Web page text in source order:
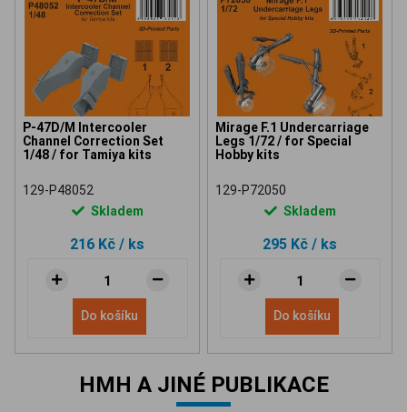
P-47D/M Intercooler
Channel Correction Set
1/48 / for Tamiya kits
129-P48052
Skladem
216 Kč / ks
Do košíku
Mirage F.1 Undercarriage
Legs 1/72 / for Special
Hobby kits
129-P72050
Skladem
295 Kč / ks
Do košíku
HMH A JINÉ PUBLIKACE